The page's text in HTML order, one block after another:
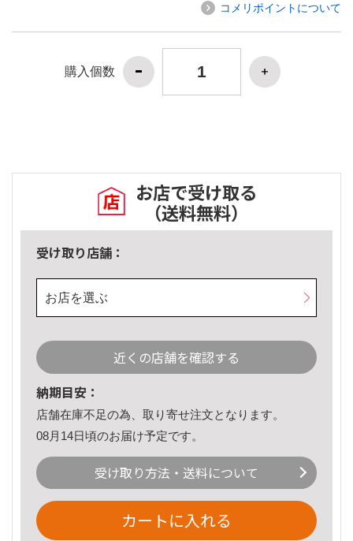
コメリポイントについて
購入個数
お店で受け取る
（送料無料）
受け取り店舗：
お店を選ぶ
近くの店舗を確認する
納期目安：
店舗在庫不足の為、取り寄せ注文となります。
08月14日頃のお届け予定です。
受け取り方法・送料について
カートに入れる